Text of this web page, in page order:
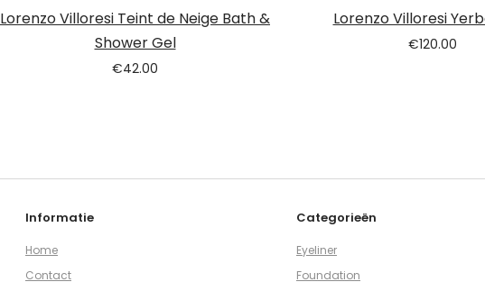
Lorenzo Villoresi Teint de Neige Bath &
Shower Gel
€42.00
Lorenzo Villoresi
€120.00
Informatie
Home
Contact
Categorieën
Eyeliner
Foundation